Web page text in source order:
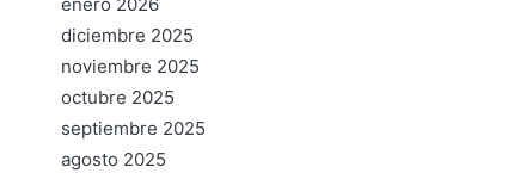
diciembre 2025
noviembre 2025
octubre 2025
septiembre 2025
agosto 2025